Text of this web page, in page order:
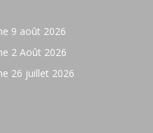
9 août 2026
2 Août 2026
26 juillet 2026